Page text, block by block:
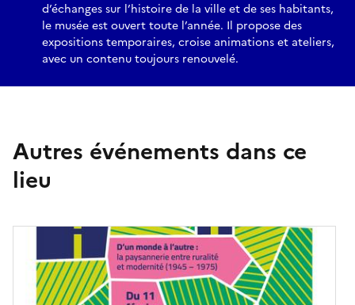
d’échanges sur l’histoire de la ville et de ses habitants,
le musée est ouvert toute l’année. Il propose des
expositions temporaires, croise animations et ateliers,
avec un contenu toujours renouvelé.
Autres événements dans ce
lieu